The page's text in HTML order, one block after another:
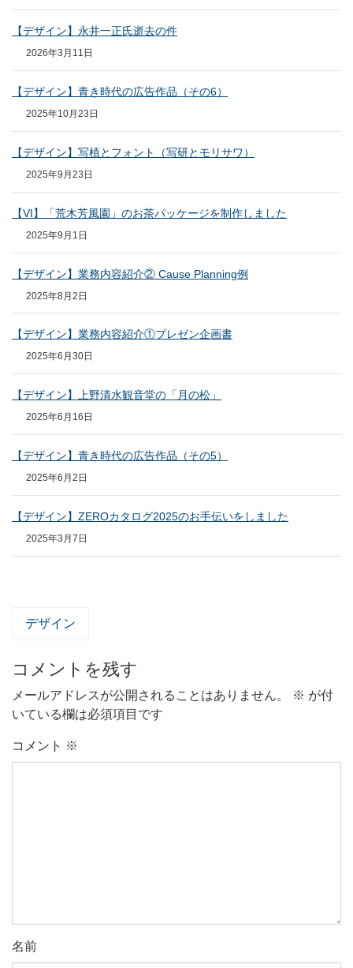
【デザイン】永井一正氏逝去の件
2026年3月11日
【デザイン】青き時代の広告作品（その6）
2025年10月23日
【デザイン】写植とフォント（写研とモリサワ）
2025年9月23日
【VI】「荒木芳風園」のお茶パッケージを制作しました
2025年9月1日
【デザイン】業務内容紹介② Cause Planning例
2025年8月2日
【デザイン】業務内容紹介①プレゼン企画書
2025年6月30日
【デザイン】上野清水観音堂の「月の松」
2025年6月16日
【デザイン】青き時代の広告作品（その5）
2025年6月2日
【デザイン】ZEROカタログ2025のお手伝いをしました
2025年3月7日
デザイン
コメントを残す
メールアドレスが公開されることはありません。 ※ が付
いている欄は必須項目です
コメント ※
名前